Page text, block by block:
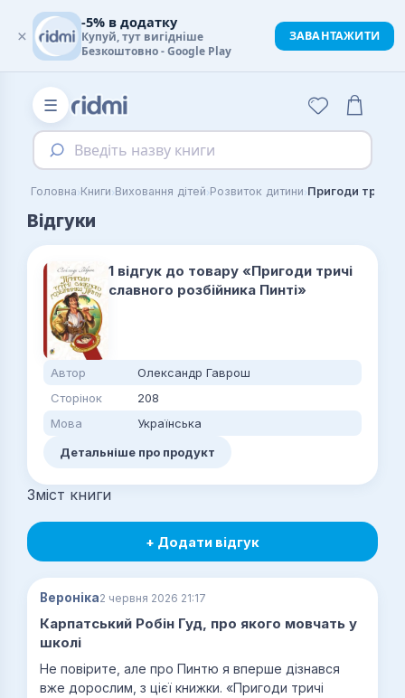
☰
Введіть назву книги
Головна›Книги›Виховання дітей›Розвиток дитини›
Відгуки
1 відгук до товару «Пригоди тричі
славного розбійника Пинті»
Автор
Олександр Гаврош
Сторінок
208
Мова
Українська
Детальніше про продукт
Зміст книги
+ Додати відгук
Вероніка2 червня 2026 21:17
Карпатський Робін Гуд, про якого мовчать у
школі
Не повірите, але про Пинтю я вперше дізнався
вже дорослим, з цієї книжки. «Пригоди тричі
×
-5% в додатку
Купуй, тут вигідніше
Безкоштовно - Google Play
ЗАВАНТАЖИТИ